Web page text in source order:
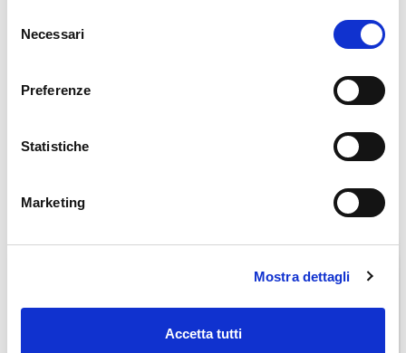
delNecessari
Preferenze
Statistiche
Marketing
Mostra dettagli
Accetta tutti